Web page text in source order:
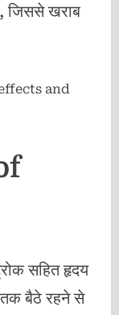
जिससे खराब
सहित हृदय
बैठे रहने से